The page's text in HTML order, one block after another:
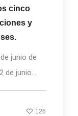
cinco
y
junio de
de junio...
126